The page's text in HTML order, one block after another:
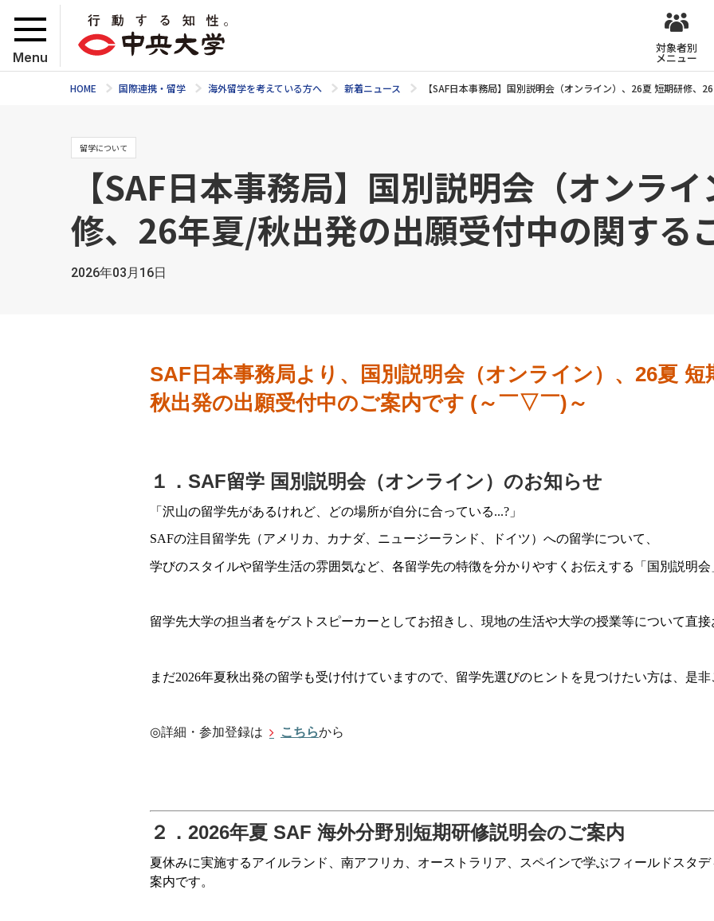
Menu
対象者別
メニュー
HOME 国際連携・留学 海外留学を考えている方へ 新着ニュース 【SAF日本事務局】国別説明会（オンライン）、26夏 短期研修
留学について
【SAF日本事務局】国別説明会（オンラ
修、26年夏/秋出発の出願受付中の関す
2026年03月16日
SAF日本事務局より、国別説明会（オンライン）、26夏 短
秋出発の出願受付中のご案内です (～￣▽￣)～
１．SAF留学 国別説明会（オンライン）のお知らせ
「沢山の留学先があるけれど、どの場所が自分に合っている...?」
SAFの注目留学先（アメリカ、カナダ、ニュージーランド、ドイツ）への留学について、
学びのスタイルや留学生活の雰囲気など、各留学先の特徴を分かりやすくお伝えする「国別説明
留学先大学の担当者をゲストスピーカーとしてお招きし、現地の生活や大学の授業等について直
まだ2026年夏秋出発の留学も受け付けていますので、 留学先選びのヒントを見つけたい方は、是
◎詳細・参加登録は こちらから
２．2026年夏 SAF 海外分野別短期研修説明会のご案内
夏休みに実施するアイルランド、南アフリカ、オーストラリア、スペインで学ぶフィールドスタ
案内です。